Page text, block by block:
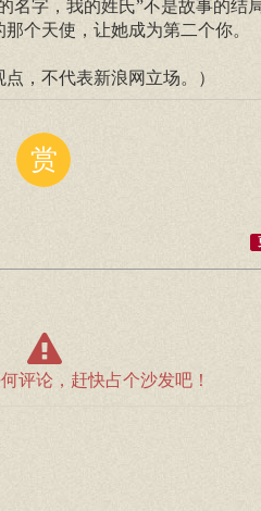
名字，我的姓氏”不是故事的结
个天使，让她成为第二个你。
，不代表新浪网立场。）
赏
评论，赶快占个沙发吧！